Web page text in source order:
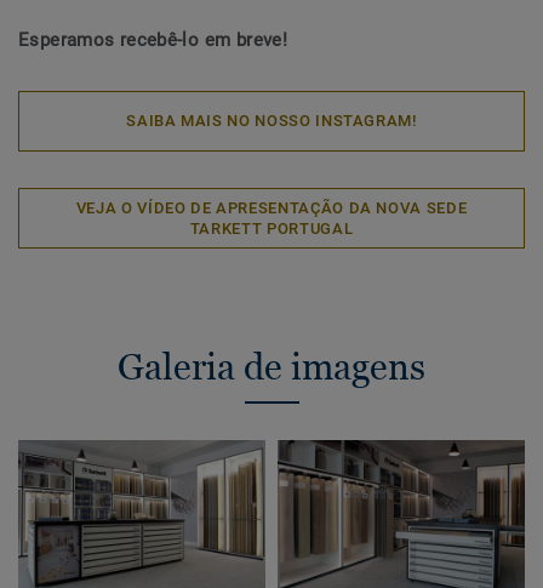
Esperamos recebê-lo em breve!
SAIBA MAIS NO NOSSO INSTAGRAM!
VEJA O VÍDEO DE APRESENTAÇÃO DA NOVA SEDE
TARKETT PORTUGAL
Galeria de imagens